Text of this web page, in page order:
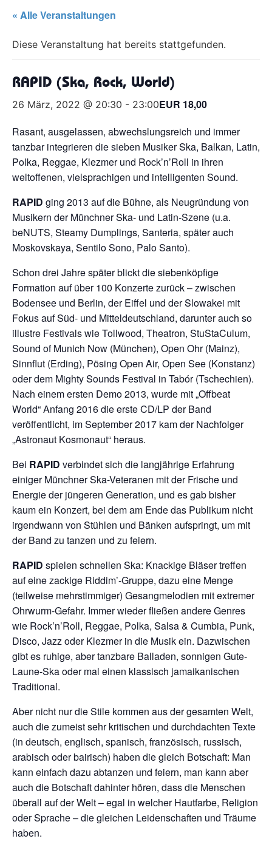
« Alle Veranstaltungen
Diese Veranstaltung hat bereits stattgefunden.
RAPID (Ska, Rock, World)
26 März, 2022 @ 20:30 - 23:00EUR 18,00
Rasant, ausgelassen, abwechslungsreich und immer
tanzbar integrieren die sieben Musiker Ska, Balkan, Latin,
Polka, Reggae, Klezmer und Rock’n’Roll in ihren
weltoffenen, vielsprachigen und intelligenten Sound.
RAPID ging 2013 auf die Bühne, als Neugründung von
Musikern der Münchner Ska- und Latin-Szene (u.a.
beNUTS, Steamy Dumplings, Santeria, später auch
Moskovskaya, Sentilo Sono, Palo Santo).
Schon drei Jahre später blickt die siebenköpfige
Formation auf über 100 Konzerte zurück – zwischen
Bodensee und Berlin, der Eiffel und der Slowakei mit
Fokus auf Süd- und Mitteldeutschland, darunter auch so
illustre Festivals wie Tollwood, Theatron, StuStaCulum,
Sound of Munich Now (München), Open Ohr (Mainz),
Sinnflut (Erding), Pösing Open Air, Open See (Konstanz)
oder dem Mighty Sounds Festival in Tabór (Tschechien).
Nach einem ersten Demo 2013, wurde mit „Offbeat
World“ Anfang 2016 die erste CD/LP der Band
veröffentlicht, im September 2017 kam der Nachfolger
„Astronaut Kosmonaut“ heraus.
Bei RAPID verbindet sich die langjährige Erfahrung
einiger Münchner Ska-Veteranen mit der Frische und
Energie der jüngeren Generation, und es gab bisher
kaum ein Konzert, bei dem am Ende das Publikum nicht
irgendwann von Stühlen und Bänken aufspringt, um mit
der Band zu tanzen und zu feiern.
RAPID spielen schnellen Ska: Knackige Bläser treffen
auf eine zackige Riddim’-Gruppe, dazu eine Menge
(teilweise mehrstimmiger) Gesangmelodien mit extremer
Ohrwurm-Gefahr. Immer wieder fließen andere Genres
wie Rock’n’Roll, Reggae, Polka, Salsa & Cumbia, Punk,
Disco, Jazz oder Klezmer in die Musik ein. Dazwischen
gibt es ruhige, aber tanzbare Balladen, sonnigen Gute-
Laune-Ska oder mal einen klassisch jamaikanischen
Traditional.
Aber nicht nur die Stile kommen aus der gesamten Welt,
auch die zumeist sehr kritischen und durchdachten Texte
(in deutsch, englisch, spanisch, französisch, russisch,
arabisch oder bairisch) haben die gleich Botschaft: Man
kann einfach dazu abtanzen und feiern, man kann aber
auch die Botschaft dahinter hören, dass die Menschen
überall auf der Welt – egal in welcher Hautfarbe, Religion
oder Sprache – die gleichen Leidenschaften und Träume
haben.